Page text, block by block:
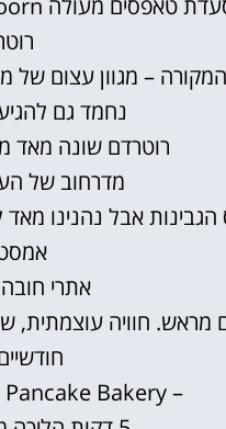
טאפסים מעולה
– מגוון עצום של
נחמד גם
רוטרדם שונה מאד
מדרחוב של
אבל נהנינו
אתרי
מראש. חוויה עוצמתית,
– The Pancake Bakery מסעדת פנקייקים